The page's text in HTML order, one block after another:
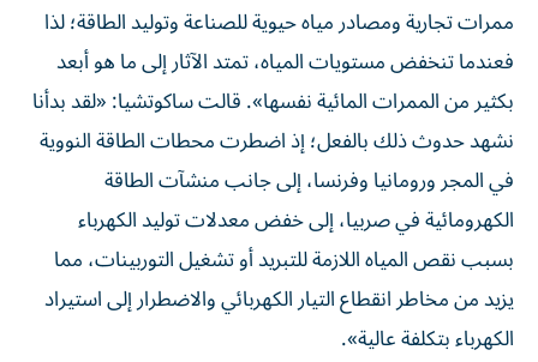
ممرات تجارية ومصادر مياه حيوية للصناعة وتوليد الطاقة؛ لذا
فعندما تنخفض مستويات المياه، تمتد الآثار إلى ما هو أبعد
بكثير من الممرات المائية نفسها». قالت ساكوتشيا: «لقد بدأنا
نشهد حدوث ذلك بالفعل؛ إذ اضطرت محطات الطاقة النووية
في المجر ورومانيا وفرنسا، إلى جانب منشآت الطاقة
الكهرومائية في صربيا، إلى خفض معدلات توليد الكهرباء
بسبب نقص المياه اللازمة للتبريد أو تشغيل التوربينات، مما
يزيد من مخاطر انقطاع التيار الكهربائي والاضطرار إلى استيراد
الكهرباء بتكلفة عالية».